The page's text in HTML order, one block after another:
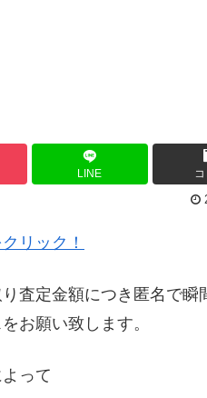
LINE
リック！
査定金額につき匿名で瞬
お願い致します。
って